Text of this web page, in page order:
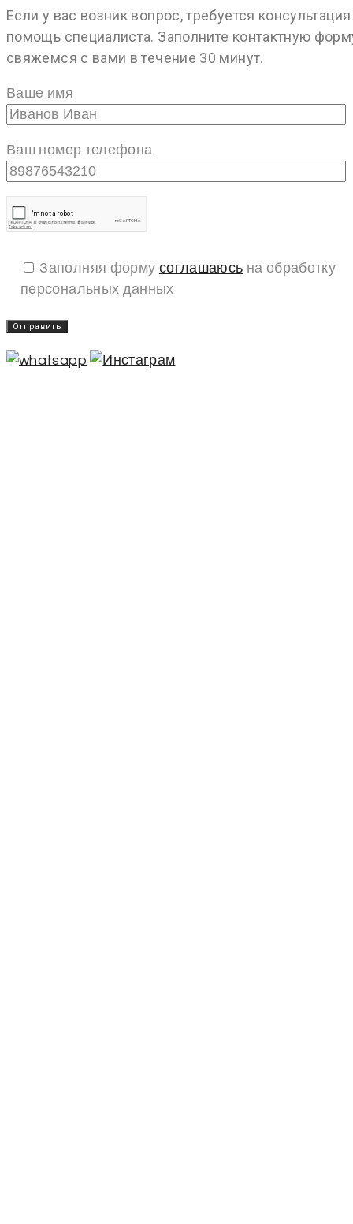
Если у вас возник вопрос, требуется
помощь специалиста. Заполните контактную
свяжемся с вами в течение 30 минут.
Ваше имя
Ваш номер телефона
Заполняя форму соглашаюсь на обработку
персональных данных